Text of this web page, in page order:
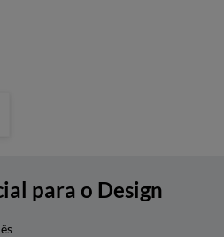
para o Design